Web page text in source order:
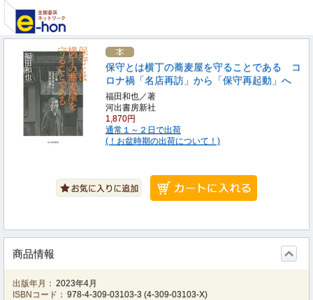
保守とは横丁の蕎麦屋を守ることである コ
ロナ禍「名店再訪」から「保守再起動」へ
福田和也／著
河出書房新社
1,870円
通常１～２日で出荷
(！お盆時期の出荷について！)
商品情報
出版年月： 2023年4月
ISBNコード： 978-4-309-03103-3 (4-309-03103-X)